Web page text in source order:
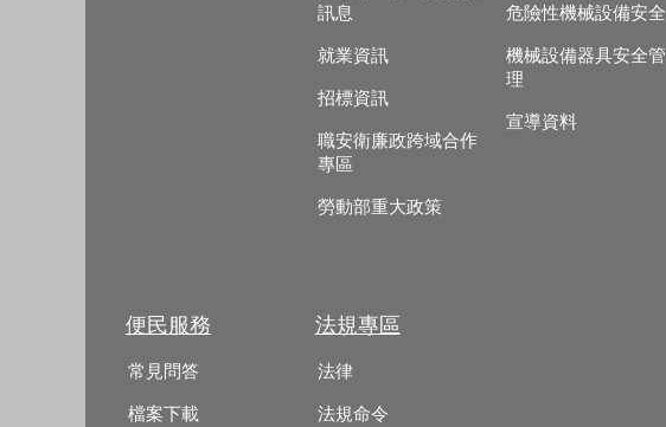
訊息
就業資訊
招標資訊
職安衛廉政跨域合作
專區
勞動部重大政策
危險性機械設備安全
機械設備器具安全管
理
宣導資料
便民服務
常見問答
檔案下載
法規專區
法律
法規命令